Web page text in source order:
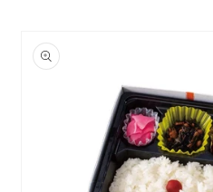
報にス
キップ